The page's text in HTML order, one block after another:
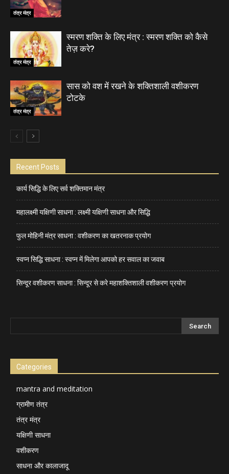
तंत्र मंत्र
तंत्र मंत्र
स्मरण शक्ति के लिए मंत्र : स्मरण शक्ति को कैसे
तेज़ करे?
तंत्र मंत्र
सास को वश में रखने के शक्तिशाली वशीकरण
टोटके
Recent Posts
कार्य सिद्धि के लिए सर्व शक्तिमान मंत्र
महालक्ष्मी यक्षिणी साधना : लक्ष्मी यक्षिणी साधना और सिद्धि
फुल मोहिनी मंत्र साधना : वशीकरण का खतरनाक प्रयोग
स्वप्न सिद्धि साधना : स्वप्न में मिलेगा आपको हर सवाल का जवाब
सिन्दूर वशीकरण साधना : सिन्दूर से करे महाशक्तिशाली वशीकरण प्रयोग
Categories
mantra and meditation
ग्रामीण तंत्र
तंत्र मंत्र
यक्षिणी साधना
वशीकरण
साधना और कालाजादू